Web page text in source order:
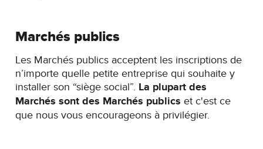
Marchés publics
Les Marchés publics acceptent les inscriptions de
n’importe quelle petite entreprise qui souhaite y
installer son “siège social”. La plupart des
Marchés sont des Marchés publics et c'est ce
que nous vous encourageons à privilégier.